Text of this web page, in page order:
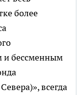
более
и бессменным
всегда